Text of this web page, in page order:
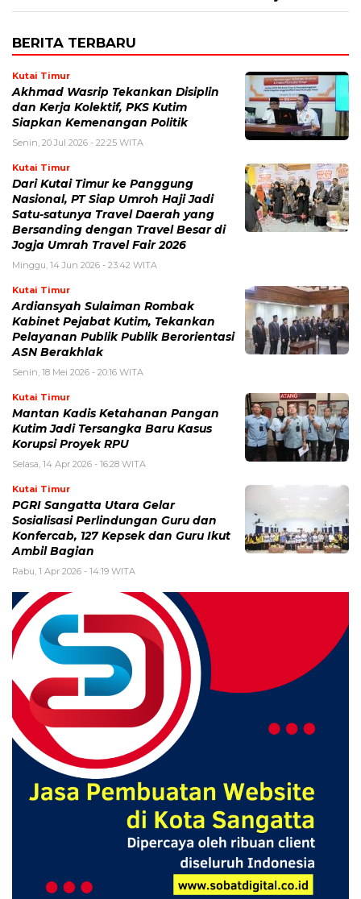
BERITA TERBARU
Kutai Timur
Akhmad Wasrip Tekankan Disiplin
dan Kerja Kolektif, PKS Kutim
Siapkan Kemenangan Politik
Senin, 20 Jul 2026 - 22:25 WITA
Kutai Timur
Dari Kutai Timur ke Panggung
Nasional, PT Siap Umroh Haji Jadi
Satu-satunya Travel Daerah yang
Bersanding dengan Travel Besar di
Jogja Umrah Travel Fair 2026
Minggu, 14 Jun 2026 - 23:42 WITA
Kutai Timur
Ardiansyah Sulaiman Rombak
Kabinet Pejabat Kutim, Tekankan
Pelayanan Publik Publik Berorientasi
ASN Berakhlak
Senin, 18 Mei 2026 - 20:16 WITA
Kutai Timur
Mantan Kadis Ketahanan Pangan
Kutim Jadi Tersangka Baru Kasus
Korupsi Proyek RPU
Selasa, 14 Apr 2026 - 16:28 WITA
Kutai Timur
PGRI Sangatta Utara Gelar
Sosialisasi Perlindungan Guru dan
Konfercab, 127 Kepsek dan Guru Ikut
Ambil Bagian
Rabu, 1 Apr 2026 - 14:19 WITA